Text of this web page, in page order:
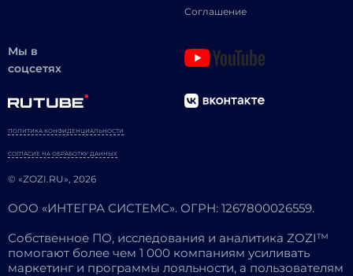
Соглашение
Мы в
соцсетях
© «ZOZI.RU», 2026
ПОЛИТИКА КОНФИДЕНЦИАЛЬНОСТИ
СОГЛАСИЕ НА ОБРАБОТКУ ДАННЫХ
ООО «ИНТЕГРА СИСТЕМС». ОГРН: 1267800026559.
Собственное ПО, исследования и аналитика ZOZI™
помогают более чем 1 000 компаниям усиливать
маркетинг и программы лояльности, а пользователям